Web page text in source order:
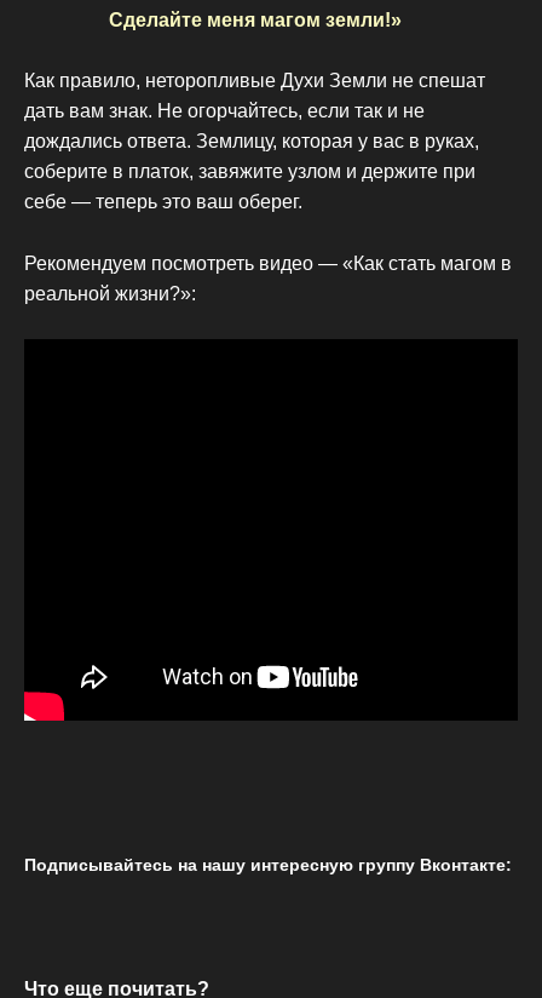
Сделайте меня магом земли!»
Как правило, неторопливые Духи Земли не спешат
дать вам знак. Не огорчайтесь, если так и не
дождались ответа. Землицу, которая у вас в руках,
соберите в платок, завяжите узлом и держите при
себе — теперь это ваш оберег.
Рекомендуем посмотреть видео — «Как стать магом в
реальной жизни?»:
Подписывайтесь на нашу интересную группу Вконтакте:
Что еще почитать?